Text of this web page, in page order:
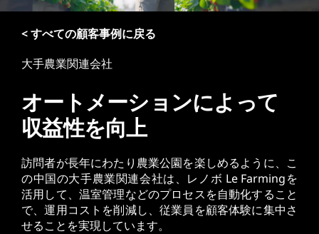
< すべての顧客事例に戻る
大手農業関連会社
オートメーションによって
収益性を向上
訪問者が長年にわたり農業公園を楽しめるように、こ
の中国の大手農業関連会社は、レノボ Le Farmingを
活用して、温室管理などのプロセスを自動化すること
で、運用コストを削減し、従業員を顧客体験に集中さ
せることを実現しています。